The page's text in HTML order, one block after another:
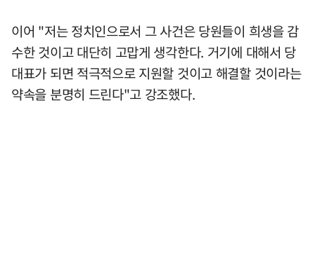
이어 "저는 정치인으로서 그 사건은 당원들이 희생을 감
수한 것이고 대단히 고맙게 생각한다. 거기에 대해서 당
대표가 되면 적극적으로 지원할 것이고 해결할 것이라는
약속을 분명히 드린다"고 강조했다.